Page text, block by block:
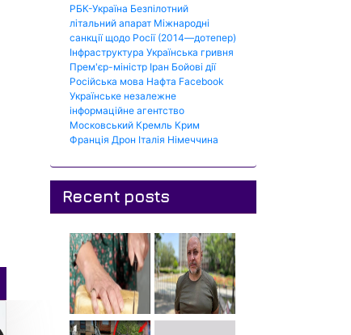
РБК-Україна Безпілотний
літальний апарат Міжнародні
санкції щодо Росії (2014—дотепер)
Інфраструктура Українська гривня
Прем'єр-міністр Іран Бойові дії
Російська мова Нафта Facebook
Українське незалежне
інформаційне агентство
Московський Кремль Крим
Франція Дрон Італія Німеччина
Recent posts